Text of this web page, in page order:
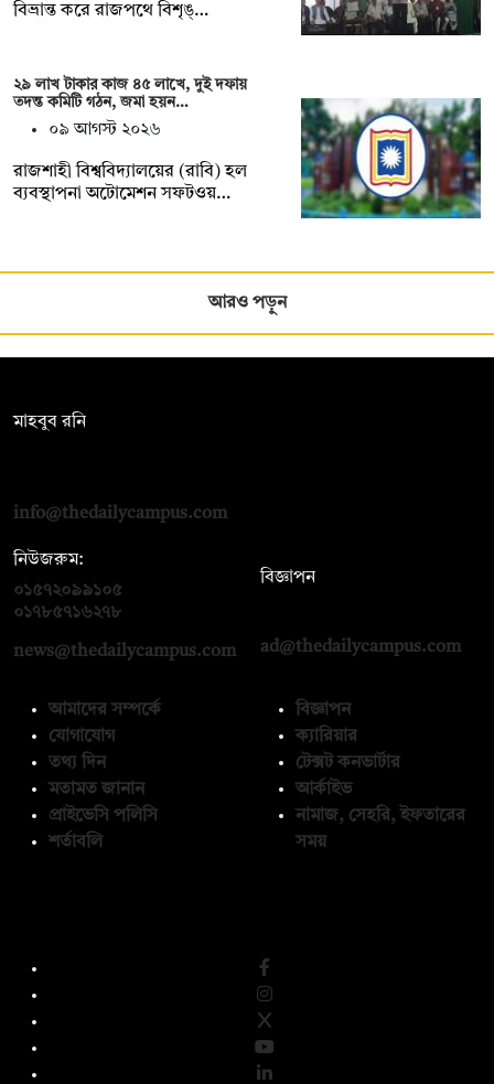
বিভ্রান্ত করে রাজপথে বিশৃঙ্…
২৯ লাখ টাকার কাজ ৪৫ লাখে, দুই দফায়
তদন্ত কমিটি গঠন, জমা হয়ন…
০৯ আগস্ট ২০২৬
রাজশাহী বিশ্ববিদ্যালয়ের (রাবি) হল
ব্যবস্থাপনা অটোমেশন সফটওয়…
আরও পড়ুন
মাহবুব রনি
info@thedailycampus.com
নিউজরুম:
০১৫৭২০৯৯১০৫
০১৭৮৫৭১৬২৭৮
news@thedailycampus.com
বিজ্ঞাপন
ad@thedailycampus.com
আমাদের সম্পর্কে
যোগাযোগ
তথ্য দিন
মতামত জানান
প্রাইভেসি পলিসি
শর্তাবলি
বিজ্ঞাপন
ক্যারিয়ার
টেক্সট কনভার্টার
আর্কাইভ
নামাজ, সেহরি, ইফতারের
সময়